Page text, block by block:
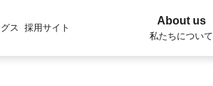
ス 採用サイト
About us
私たちについて